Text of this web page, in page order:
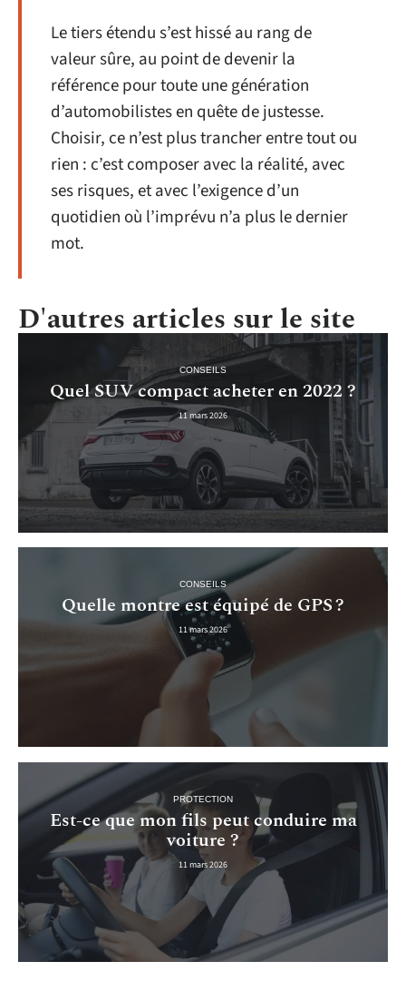
Le tiers étendu s’est hissé au rang de
valeur sûre, au point de devenir la
référence pour toute une génération
d’automobilistes en quête de justesse.
Choisir, ce n’est plus trancher entre tout ou
rien : c’est composer avec la réalité, avec
ses risques, et avec l’exigence d’un
quotidien où l’imprévu n’a plus le dernier
mot.
D'autres articles sur le site
CONSEILS
Quel SUV compact acheter en 2022 ?
11 mars 2026
CONSEILS
Quelle montre est équipé de GPS ?
11 mars 2026
PROTECTION
Est-ce que mon fils peut conduire ma
voiture ?
11 mars 2026